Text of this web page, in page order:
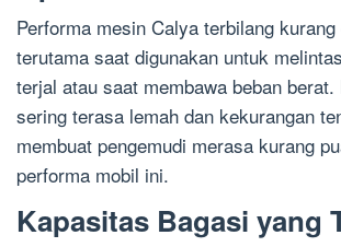
Performa mesin Calya terbilang
terutama saat digunakan untuk
terjal atau saat membawa beban
sering terasa lemah dan kekurangan
membuat pengemudi merasa kurang
performa mobil ini.
Kapasitas Bagasi yang